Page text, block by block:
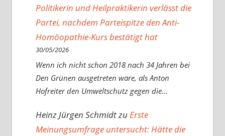
Politikerin und Heilpraktikerin verlässt die
Partei, nachdem Parteispitze den Anti-
Homöopathie-Kurs bestätigt hat
30/05/2026
Wenn ich nicht schon 2018 nach 34 Jahren bei
Den Grünen ausgetreten wäre, als Anton
Hofreiter den Umweltschutz gegen die…
Heinz Jürgen SchmidtzuErste
Meinungsumfrage untersucht: Hätte die